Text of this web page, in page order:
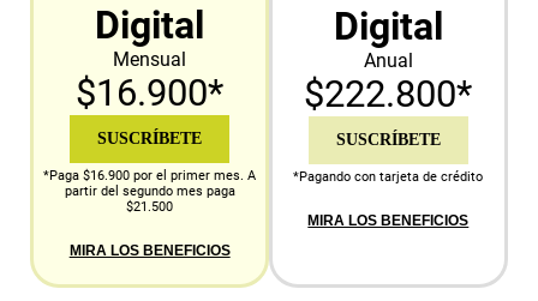
Digital
Mensual
$16.900*
SUSCRÍBETE
*Paga $16.900 por el primer mes. A
partir del segundo mes paga
$21.500
MIRA LOS BENEFICIOS
Digital
Anual
$222.800*
SUSCRÍBETE
*Pagando con tarjeta de crédito
MIRA LOS BENEFICIOS